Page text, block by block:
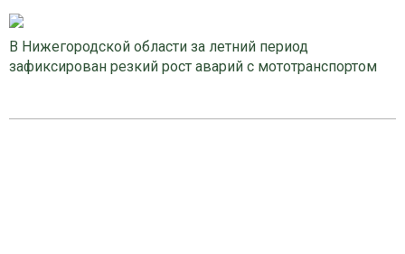
В Нижегородской области за летний период
зафиксирован резкий рост аварий с мототранспортом